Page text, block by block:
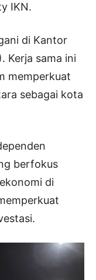
IKN.
di Kantor
Kerja sama ini
memperkuat
sebagai kota
berfokus
di